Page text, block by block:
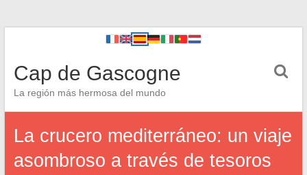
Cap de Gascogne
La región más hermosa del mundo
La crucero mediterráneo: un viaje
asombroso a través de tesoros